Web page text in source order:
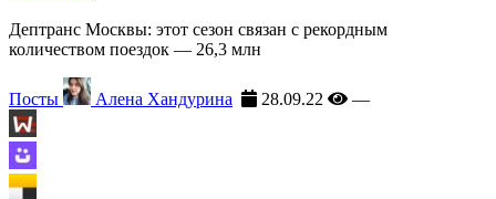
Дептранс Москвы: этот сезон связан с рекордным
количеством поездок — 26,3 млн
Посты Алена Хандурина 28.09.22 —